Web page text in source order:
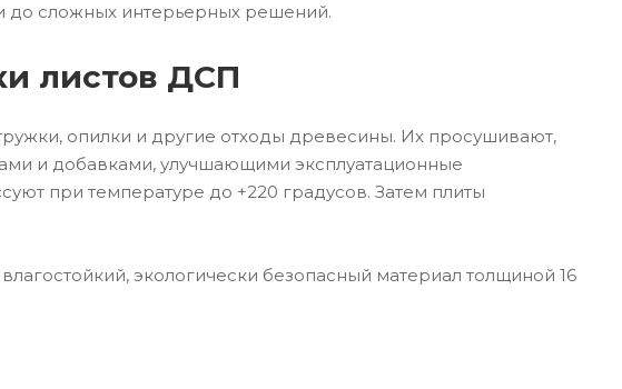
до сложных интерьерных решений.
листов ДСП
опилки и другие отходы древесины. Их просушивают,
и добавками, улучшающими эксплуатационные
при температуре до +220 градусов. Затем плиты
экологически безопасный материал толщиной 16